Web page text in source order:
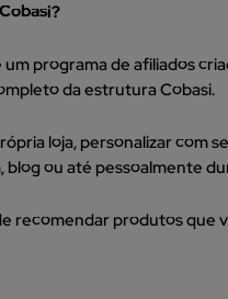
um programa de afiliados
da estrutura Cobasi.
loja, personalizar com
blog ou até pessoalmente
recomendar produtos que